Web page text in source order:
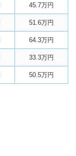
45.7万円
51.6万円
64.3万円
33.3万円
50.5万円